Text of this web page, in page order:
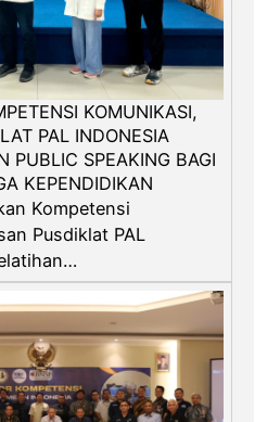
KOMUNIKASI,
PAL INDONESIA
PUBLIC SPEAKING BAGI
KEPENDIDIKAN
Kompetensi
Pusdiklat PAL